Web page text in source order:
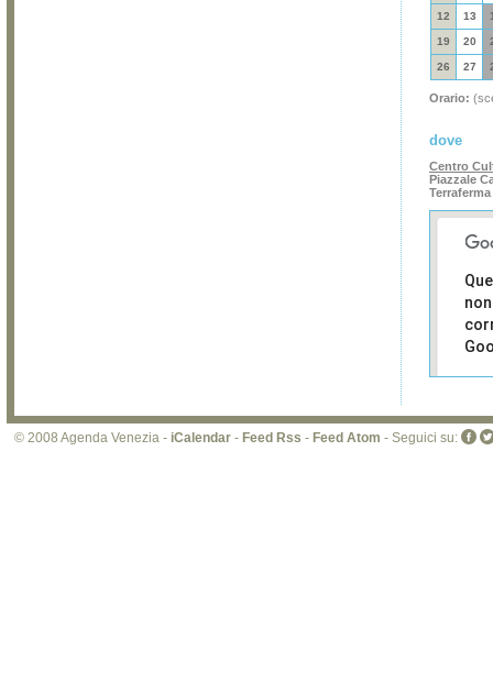
12 13
19 20
26 27
Orario:
dove
Centro
Piazzale
Terraferma
di
sito
© 2008 Agenda Venezia - iCalendar - Feed Rss - Feed Atom - Seguici su: